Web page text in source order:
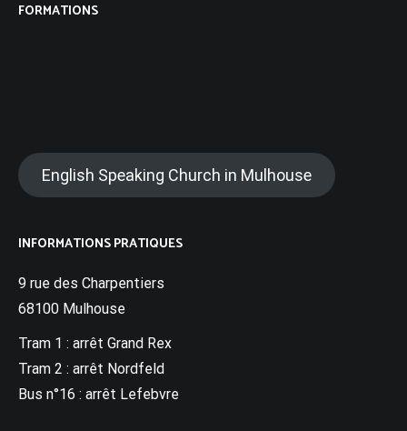
FORMATIONS
English Speaking Church in Mulhouse
INFORMATIONS PRATIQUES
9 rue des Charpentiers
68100 Mulhouse
Tram 1 : arrêt Grand Rex
Tram 2 : arrêt Nordfeld
Bus n°16 : arrêt Lefebvre